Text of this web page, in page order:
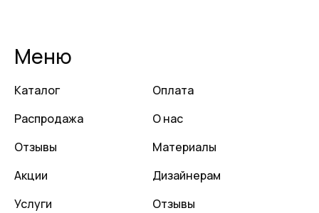
Меню
Каталог
Распродажа
Отзывы
Акции
Услуги
Оплата
О нас
Материалы
Дизайнерам
Отзывы